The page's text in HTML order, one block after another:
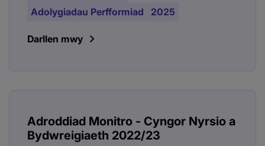
Adolygiadau Perfformiad
2025
Darllen mwy
Adroddiad Monitro - Cyngor Nyrsio a
Bydwreigiaeth 2022/23